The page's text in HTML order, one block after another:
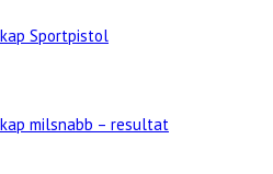
Sportpistol
milsnabb – resultat